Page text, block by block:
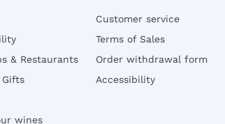
& Restaurants
Gifts
wines
Customer service
Terms of Sales
Order withdrawal form
Accessibility